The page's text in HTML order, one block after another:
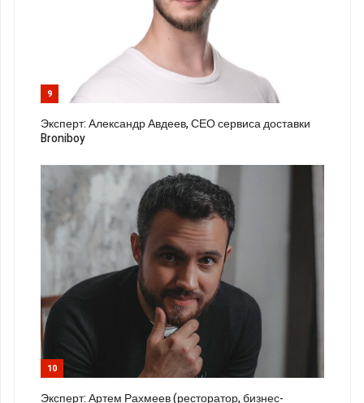
9
Эксперт: Александр Авдеев, СЕО сервиса доставки
Broniboy
10
Эксперт: Артем Рахмеев (ресторатор, бизнес-